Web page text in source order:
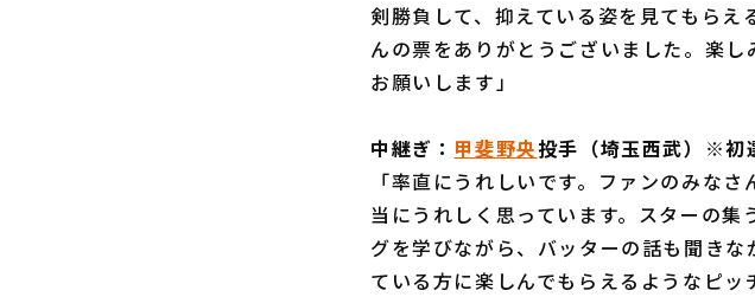
剣勝負して、抑えている姿を見てもら
んの票をありがとうございました。楽
お願いします」
中継ぎ： 甲斐野央投手（埼玉西武）※初
「率直にうれしいです。ファンのみな
当にうれしく思っています。スターの
グを学びながら、バッターの話も聞き
ている方に楽しんでもらえるようなピッ